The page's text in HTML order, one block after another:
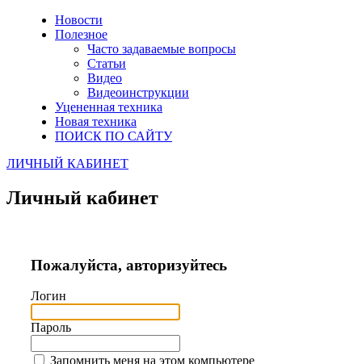
Новости
Полезное
Часто задаваемые вопросы
Статьи
Видео
Видеоинструкции
Уцененная техника
Новая техника
ПОИСК ПО САЙТУ
ЛИЧНЫЙ КАБИНЕТ
Личный кабинет
Пожалуйста, авторизуйтесь
Логин
Пароль
Запомнить меня на этом компьютере